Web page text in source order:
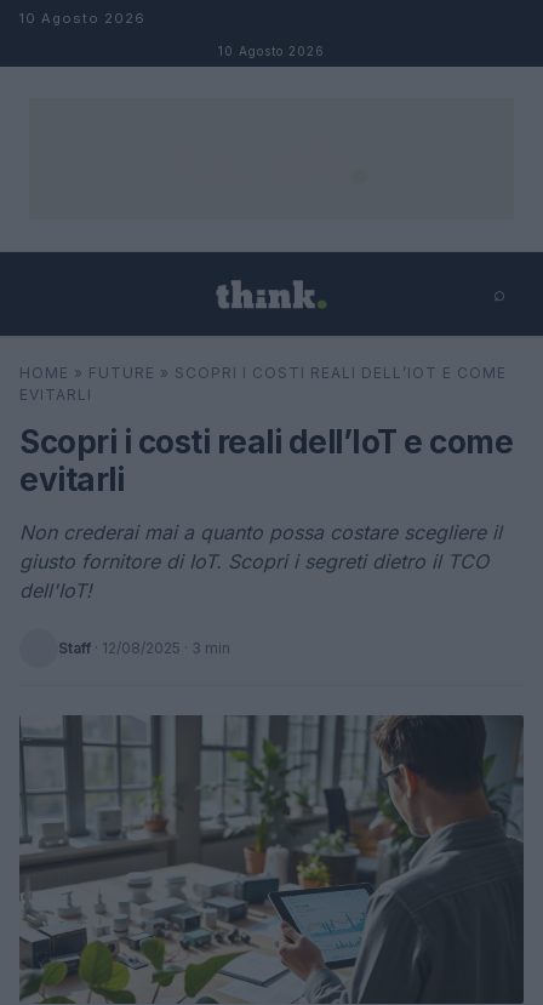
Salta al contenuto
10 Agosto 2026
10 Agosto 2026
⌕
Cerca ⌕ ×
HOME » FUTURE » SCOPRI I COSTI REALI DELL’IOT E COME
EVITARLI
Scopri i costi reali dell’IoT e come
evitarli
Non crederai mai a quanto possa costare scegliere il
giusto fornitore di IoT. Scopri i segreti dietro il TCO
dell'IoT!
Staff · 12/08/2025 · 3 min